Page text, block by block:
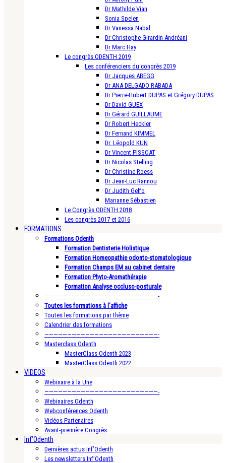
Dr Mathilde Vian
Sonia Spelen
Dr Vanessa Nabal
Dr Christophe Girardin Andréani
Dr Marc Hay
Le congrès ODENTH 2019
Les conférenciers du congrès 2019
Dr Jacques ABEGG
Dr ANA DELGADO RABADA
Dr Pierre-Hubert DUPAS et Grégory DUPAS
Dr David GUEX
Dr Gérard GUILLAUME
Dr Robert Heckler
Dr Fernand KIMMEL
Dr. Léopold KUN
Dr Vincent PISSOAT
Dr Nicolas Stelling
Dr Christine Roess
Dr Jean-Luc Rannou
Dr Judith Gelfo
Marianne Sébastien
Le Congrès ODENTH 2018
Les congrès 2017 et 2016
FORMATIONS
Formations Odenth
Formation Dentisterie Holistique
Formation Homeopathie odonto-stomatologique
Formation Champs EM au cabinet dentaire
Formation Phyto-Aromathérapie
Formation Analyse occluso-posturale
—————————————————————————-
Toutes les formations à l’affiche
Toutes les formations par thème
Calendrier des formations
—————————————————————————-
Masterclass Odenth
MasterClass Odenth 2023
MasterClass Odenth 2022
VIDEOS
Webinaire à la Une
—————————————————————————-
Webinaires Odenth
Webconférences Odenth
Vidéos Partenaires
Avant-première Congrès
Inf’Odenth
Dernières actus Inf’Odenth
Les newsletters Inf’Odenth